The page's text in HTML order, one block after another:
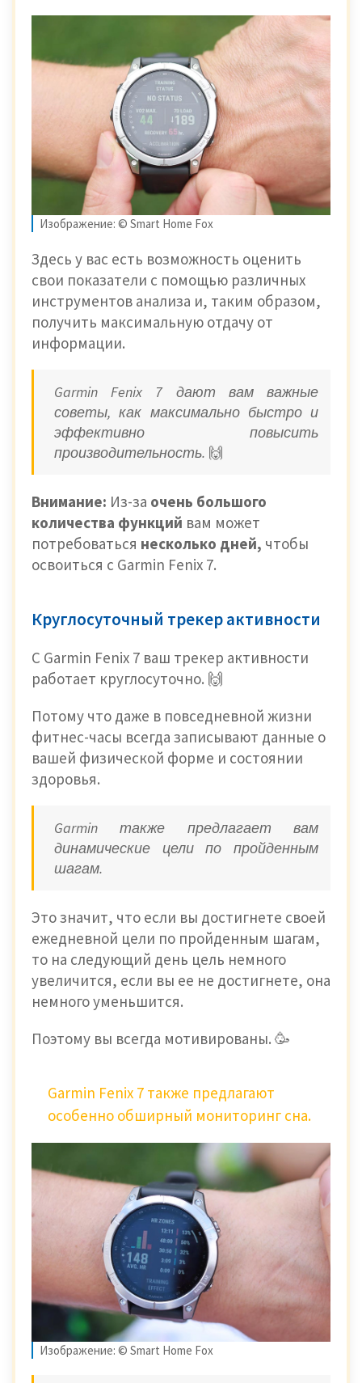
Изображение: © Smart Home Fox
Здесь у вас есть возможность оценить
свои показатели с помощью различных
инструментов анализа и, таким образом,
получить максимальную отдачу от
информации.
Garmin Fenix ​​7 дают вам важные
советы, как максимально быстро и
эффективно повысить
производительность. 🙌
Внимание: Из-за очень большого
количества функций вам может
потребоваться несколько дней, чтобы
освоиться с Garmin Fenix 7.
Круглосуточный трекер активности
С Garmin Fenix 7 ваш трекер активности
работает круглосуточно. 🙌
Потому что даже в повседневной жизни
фитнес-часы всегда записывают данные о
вашей физической форме и состоянии
здоровья.
Garmin также предлагает вам
динамические цели по пройденным
шагам.
Это значит, что если вы достигнете своей
ежедневной цели по пройденным шагам,
то на следующий день цель немного
увеличится, если вы ее не достигнете, она
немного уменьшится.
Поэтому вы всегда мотивированы. 🥳
Garmin Fenix ​​7 также предлагают
особенно обширный мониторинг сна.
Изображение: © Smart Home Fox